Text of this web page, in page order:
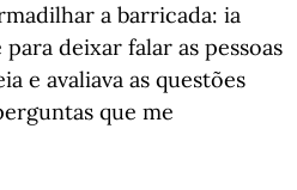
a barricada: ia
deixar falar as pessoas
e avaliava as questões
que me